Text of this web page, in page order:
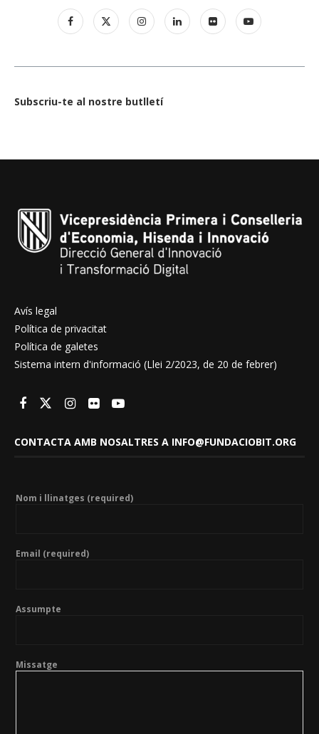
Subscriu-te al nostre butlletí
Avís legal
Política de privacitat
Política de galetes
Sistema intern d'informació (Llei 2/2023, de 20 de febrer)
CONTACTA AMB NOSALTRES A INFO@FUNDACIOBIT.ORG
Nom i llinatges (required)
Email (required)
Assumpte
Missatge